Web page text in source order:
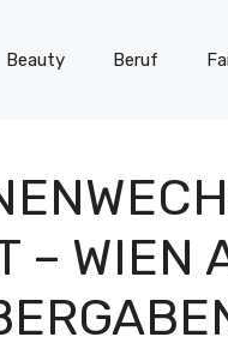
Beauty Beruf
– WIEN